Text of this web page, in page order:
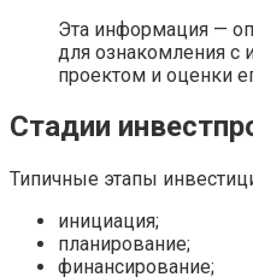
Эта информация —
для ознакомления с
проектом и оценки
Стадии
Типичные этапы
инициация;
планирование;
финансирование;